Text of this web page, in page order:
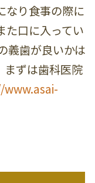
なり食事の際に
た口に入ってい
義歯が良いかは
まずは歯科医院